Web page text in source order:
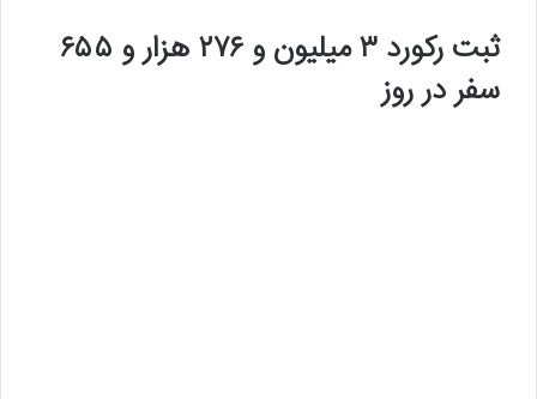
ثبت رکورد ۳ میلیون و ۲۷۶ هزار و ۶۵۵
سفر در روز